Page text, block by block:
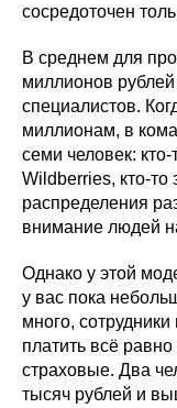
сосредоточен
В среднем для
миллионов
специалистов.
миллионам, в
семи человек: кто-
Wildberries, кто-то
распределения
внимание людей
Однако у этой
у вас пока
много,
платить всё
страховые. Два
тысяч рублей и